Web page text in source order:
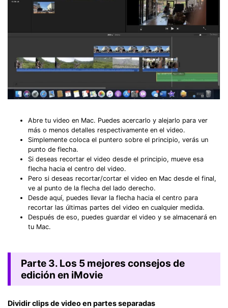
Abre tu video en Mac. Puedes acercarlo y alejarlo para ver
más o menos detalles respectivamente en el video.
Simplemente coloca el puntero sobre el principio, verás un
punto de flecha.
Si deseas recortar el video desde el principio, mueve esa
flecha hacia el centro del video.
Pero si deseas recortar/cortar el video en Mac desde el final,
ve al punto de la flecha del lado derecho.
Desde aquí, puedes llevar la flecha hacia el centro para
recortar las últimas partes del video en cualquier medida.
Después de eso, puedes guardar el video y se almacenará en
tu Mac.
Parte 3. Los 5 mejores consejos de
edición en iMovie
Dividir clips de video en partes separadas